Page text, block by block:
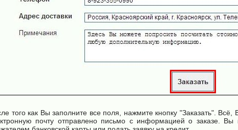
того как Вы заполните все поля, нажмите кнопку "Заказать".
почту отправлено письмо с информацией о заказе. Вы